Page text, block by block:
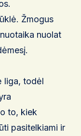
Žmogus
nuolat
liga, todėl
to, kiek
pasitelkiami ir